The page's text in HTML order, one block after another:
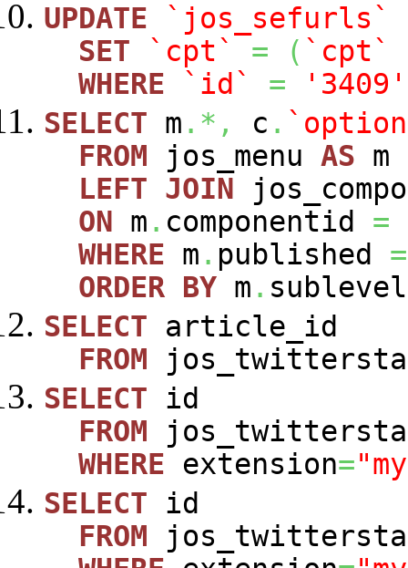
UPDATE
`jos_sefurls`
SET
`cpt` = ( `cpt`
WHERE
`id` =
'3409'
SELECT m .*, c .
FROM jos_menu AS m
LEFT JOIN
ON m . componentid =
WHERE m . published =
ORDER BY m . sublevel
SELECT article_id
FROM
SELECT id
FROM
WHERE extension=
SELECT id
FROM